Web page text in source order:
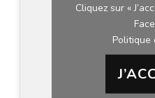
Cliquez sur «
Politique